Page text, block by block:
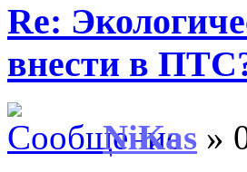
Re:
внести в
NiKas »